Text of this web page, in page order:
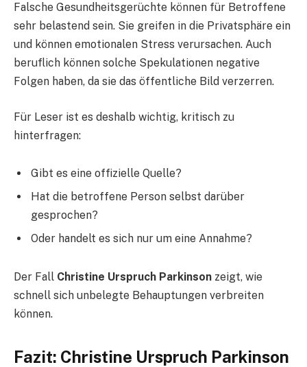
Falsche Gesundheitsgerüchte können für Betroffene
sehr belastend sein. Sie greifen in die Privatsphäre ein
und können emotionalen Stress verursachen. Auch
beruflich können solche Spekulationen negative
Folgen haben, da sie das öffentliche Bild verzerren.
Für Leser ist es deshalb wichtig, kritisch zu
hinterfragen:
Gibt es eine offizielle Quelle?
Hat die betroffene Person selbst darüber
gesprochen?
Oder handelt es sich nur um eine Annahme?
Der Fall Christine Urspruch Parkinson zeigt, wie
schnell sich unbelegte Behauptungen verbreiten
können.
Fazit: Christine Urspruch Parkinson